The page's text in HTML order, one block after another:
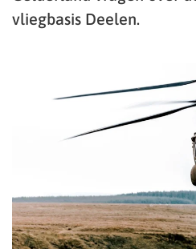
vliegbasis Deelen.